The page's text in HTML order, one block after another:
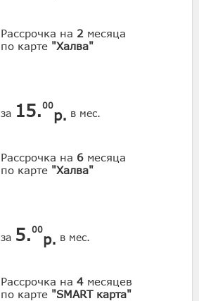
Рассрочка на 2 месяца
по карте "Халва"
за 15.00
р. в мес.
Рассрочка на 6 месяца
по карте "Халва"
за 5.00
р. в мес.
Рассрочка на 4 месяцев
по карте "SMART карта"